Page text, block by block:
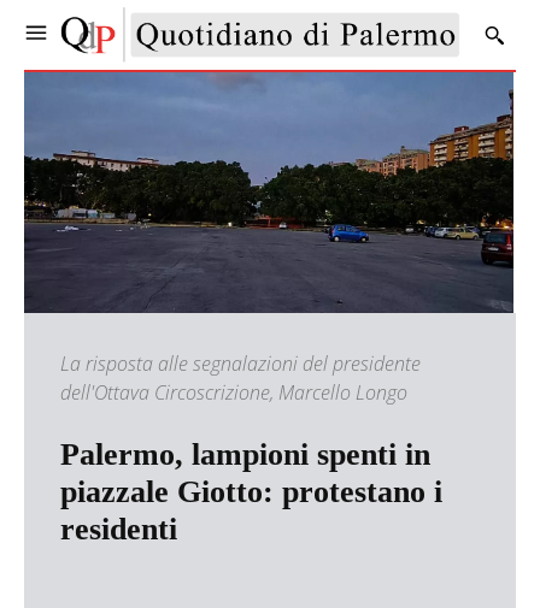
La risposta alle segnalazioni del presidente
dell'Ottava Circoscrizione, Marcello Longo
Palermo, lampioni spenti in
piazzale Giotto: protestano i
residenti